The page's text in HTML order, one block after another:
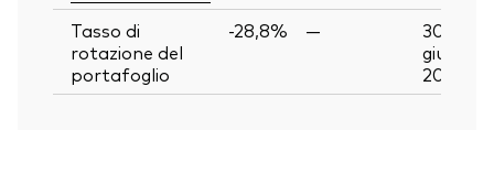
Tasso di
rotazione del
portafoglio
-28,8% —
30
giu
2026